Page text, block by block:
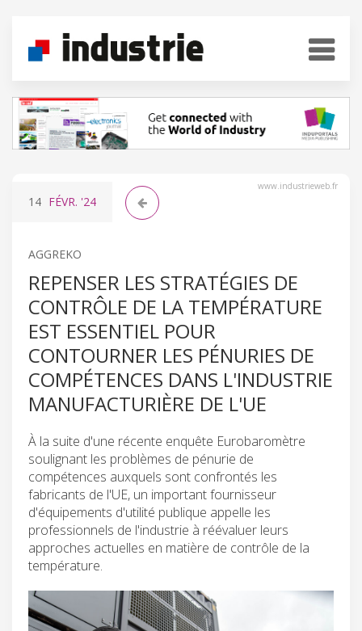
www.industrieweb.fr
14 FÉVR. '24
AGGREKO
REPENSER LES STRATÉGIES DE
CONTRÔLE DE LA TEMPÉRATURE
EST ESSENTIEL POUR
CONTOURNER LES PÉNURIES DE
COMPÉTENCES DANS L'INDUSTRIE
MANUFACTURIÈRE DE L'UE
À la suite d'une récente enquête Eurobaromètre
soulignant les problèmes de pénurie de
compétences auxquels sont confrontés les
fabricants de l'UE, un important fournisseur
d'équipements d'utilité publique appelle les
professionnels de l'industrie à réévaluer leurs
approches actuelles en matière de contrôle de la
température.